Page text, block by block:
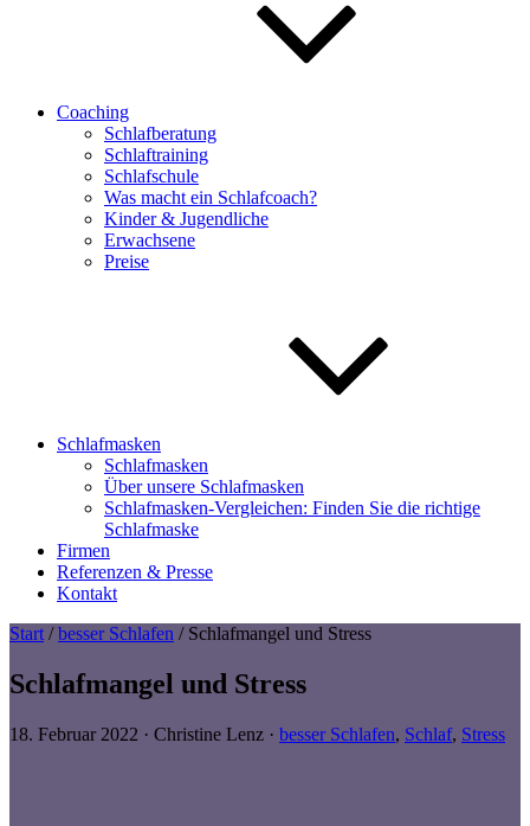
Coaching
Schlafberatung
Schlaftraining
Schlafschule
Was macht ein Schlafcoach?
Kinder & Jugendliche
Erwachsene
Preise
Schlafmasken
Schlafmasken
Über unsere Schlafmasken
Schlafmasken-Vergleichen: Finden Sie die richtige
Schlafmaske
Firmen
Referenzen & Presse
Kontakt
Start /besser Schlafen / Schlafmangel und Stress
Schlafmangel und Stress
18. Februar 2022 · Christine Lenz · besser Schlafen, Schlaf, Stress